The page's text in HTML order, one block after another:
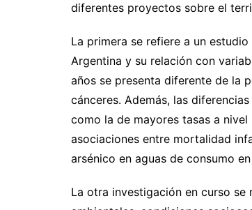
diferentes proyectos sobre el
La primera se refiere a un
Argentina y su relación con
años se presenta diferente de la
cánceres. Además, las
como la de mayores tasas a
asociaciones entre mortalidad
arsénico en aguas de consumo
La otra investigación en curso